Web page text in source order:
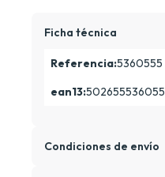
Ficha técnica
Referencia:5360555
ean13:
Condiciones de envío